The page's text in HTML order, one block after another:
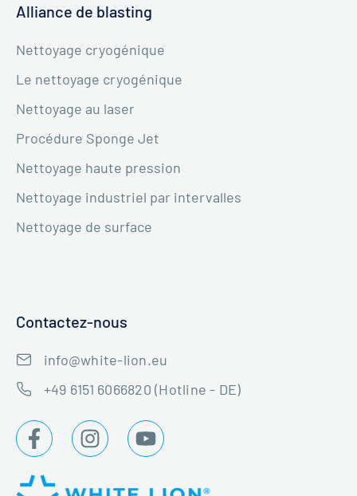
Alliance de blasting
Nettoyage cryogénique
Le nettoyage cryogénique
Nettoyage au laser
Procédure Sponge Jet
Nettoyage haute pression
Nettoyage industriel par intervalles
Nettoyage de surface
Contactez-nous
info@white-lion.eu
+49 6151 6066820 (Hotline - DE)